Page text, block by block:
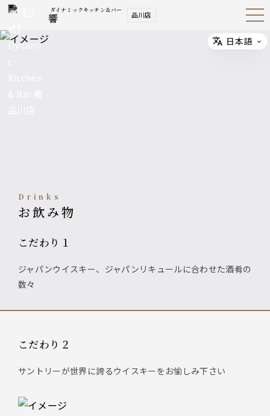
ダイナミックキッチン＆バー
響 品川店 Open
Navig
Drinks
お飲み物
こだわり１
ジャパンウイスキー、ジャパンリキュールに合わせた酒肴の
数々
こだわり２
サントリーが世界に誇るウイスキーをお愉しみ下さい
Select
日本語